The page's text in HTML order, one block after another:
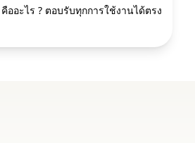
ออะไร ? ตอบรับทุกการใช้งานได้ตรง